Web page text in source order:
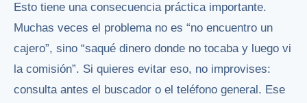
Esto tiene una consecuencia práctica importante.
Muchas veces el problema no es “no encuentro un
cajero”, sino “saqué dinero donde no tocaba y luego vi
la comisión”. Si quieres evitar eso, no improvises:
consulta antes el buscador o el teléfono general. Ese